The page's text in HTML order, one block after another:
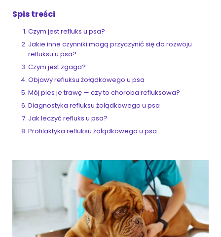
Spis treści
Czym jest refluks u psa?
Jakie inne czynniki mogą przyczynić się do rozwoju
refluksu u psa?
Czym jest zgaga?
Objawy refluksu żołądkowego u psa
Mój pies je trawę — czy to choroba refluksowa?
Diagnostyka refluksu żołądkowego u psa
Jak leczyć refluks u psa?
Profilaktyka refluksu żołądkowego u psa